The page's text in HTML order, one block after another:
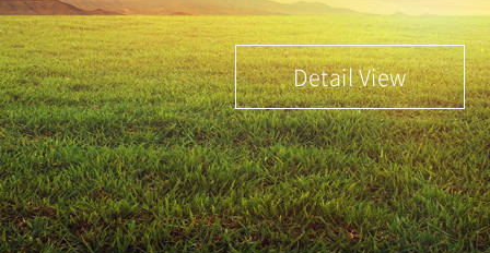
Detail View